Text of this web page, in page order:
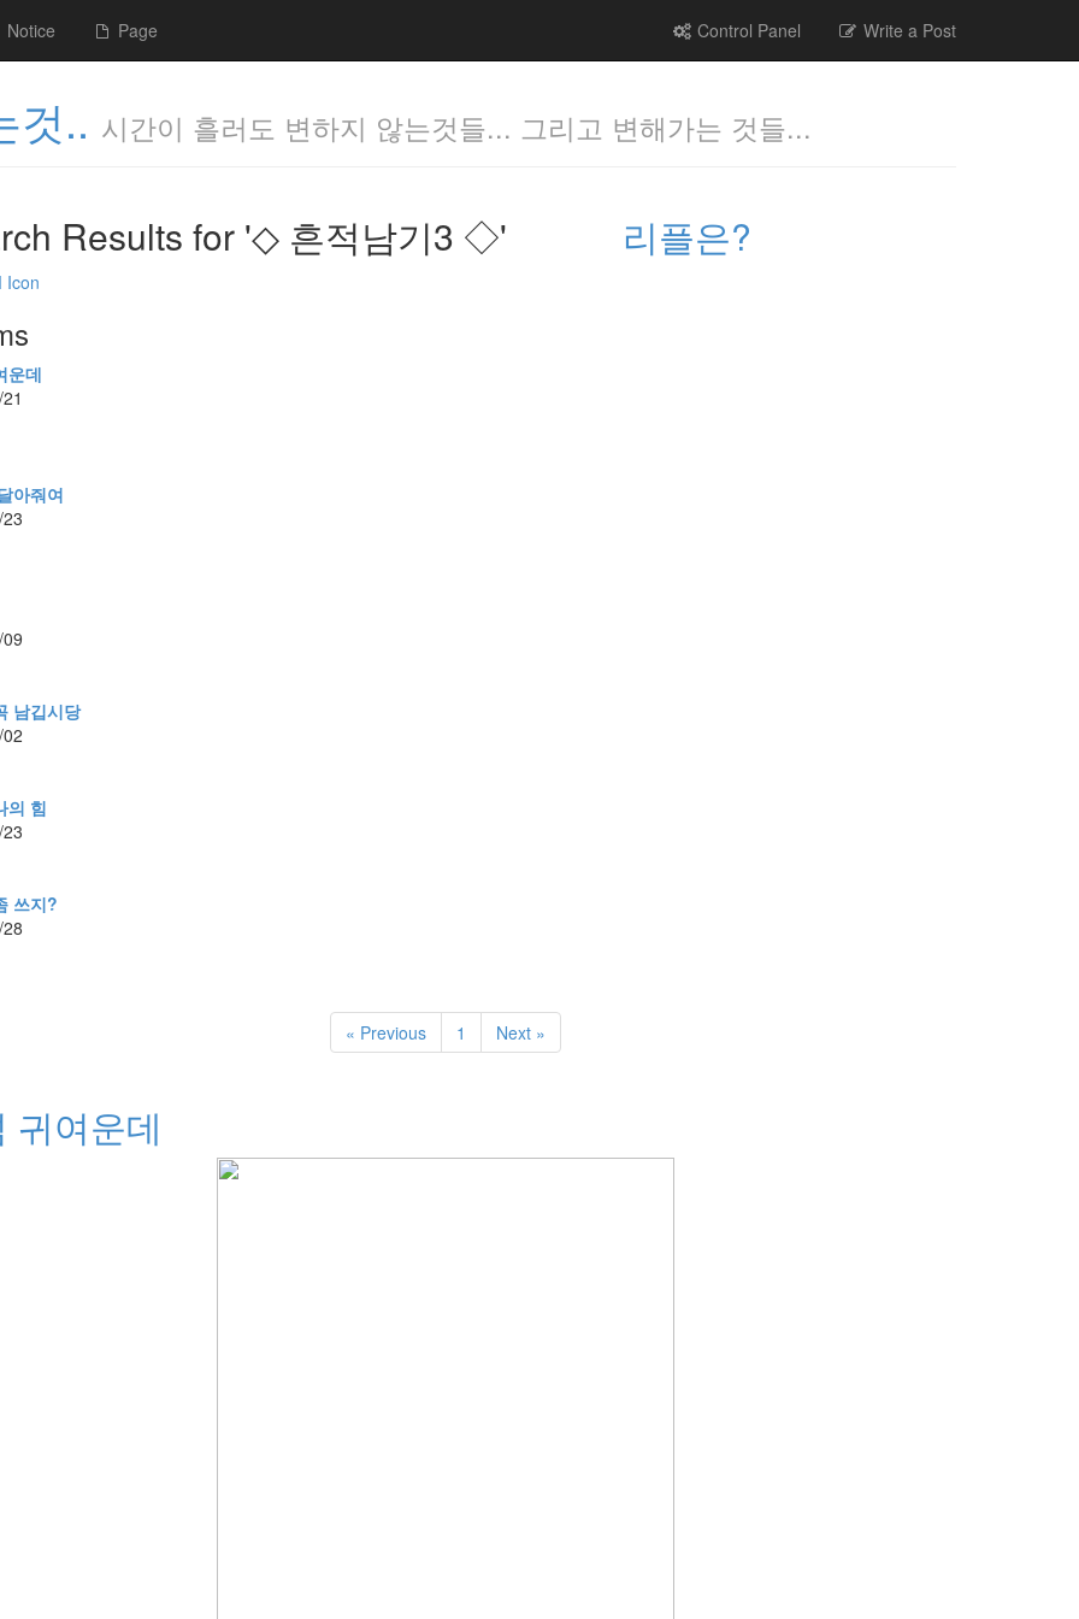
Notice Page Control Panel Write a Post
것.. 시간이 흘러도 변하지 않는것들... 그리고 변해가는 것들...
Results for '◇ 흔적남기3 ◇'
운데
아줘여
남깁시당
의 힘
쓰지?
« Previous 1 Next »
귀여운데
리플은?